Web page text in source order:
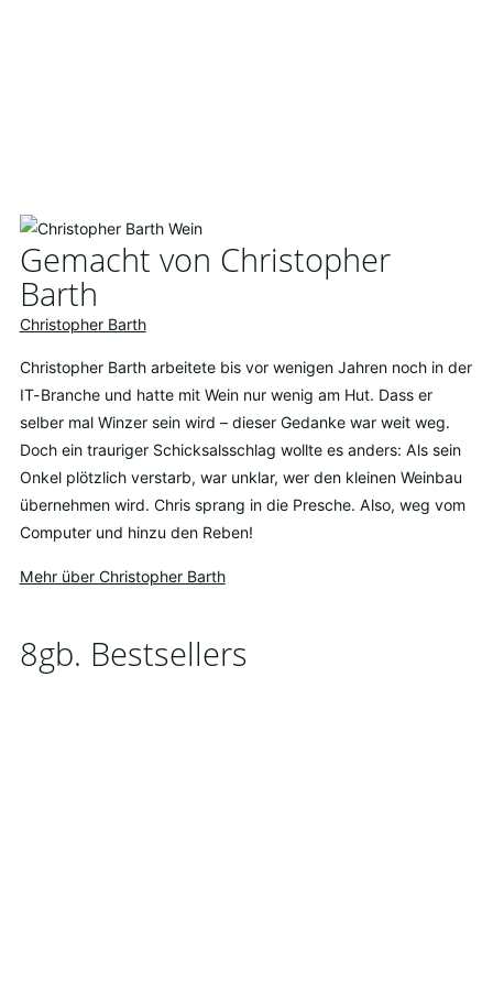
Gemacht von Christopher
Barth
Christopher Barth
Christopher Barth arbeitete bis vor wenigen Jahren noch in der
IT-Branche und hatte mit Wein nur wenig am Hut. Dass er
selber mal Winzer sein wird – dieser Gedanke war weit weg.
Doch ein trauriger Schicksalsschlag wollte es anders: Als sein
Onkel plötzlich verstarb, war unklar, wer den kleinen Weinbau
übernehmen wird. Chris sprang in die Presche. Also, weg vom
Computer und hinzu den Reben!
Mehr über Christopher Barth
8gb. Bestsellers